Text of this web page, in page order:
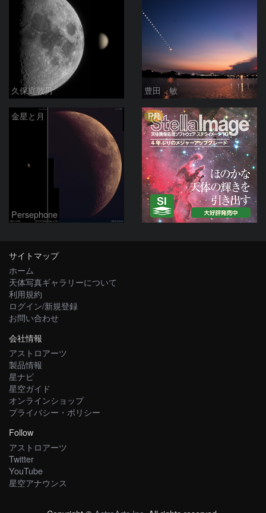
久保庭敦男 豊田 敏
金星と月
Persephone
PR
サイトマップ
ホーム
天体写真ギャラリーについて
利用規約
ログイン/新規登録
お問い合わせ
会社情報
アストロアーツ
製品情報
星ナビ
星空ガイド
オンラインショップ
プライバシー・ポリシー
Follow
アストロアーツ
Twitter
YouTube
星空アナウンス